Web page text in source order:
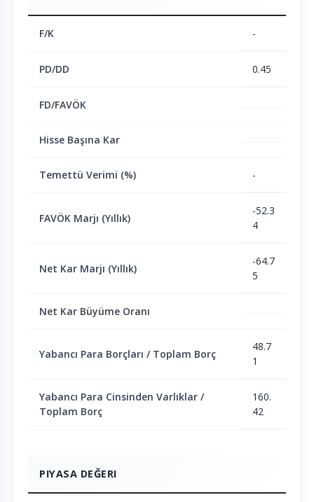
F/K -
PD/DD 0.45
FD/FAVÖK
Hisse Başına Kar
Temettü Verimi (%) -
FAVÖK Marjı (Yıllık)
-52.3
4
Net Kar Marjı (Yıllık)
-64.7
5
Net Kar Büyüme Oranı
Yabancı Para Borçları / Toplam Borç
48.7
1
Yabancı Para Cinsinden Varlıklar /
Toplam Borç
160.
42
PIYASA DEĞERI